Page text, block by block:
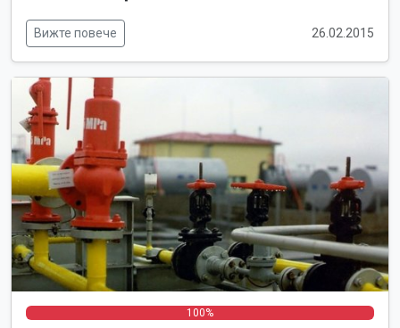
Вижте повече 26.02.2015
0%
0% 100%